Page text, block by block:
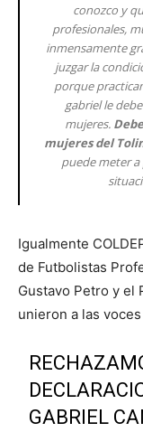
conozco y
profesionales,
inmensamente
juzgar la
porque
gabriel le
mujeres.
mujeres del
puede meter
Igualmente
de Futbolistas
Gustavo Petro y el
unieron a las
GABRIEL